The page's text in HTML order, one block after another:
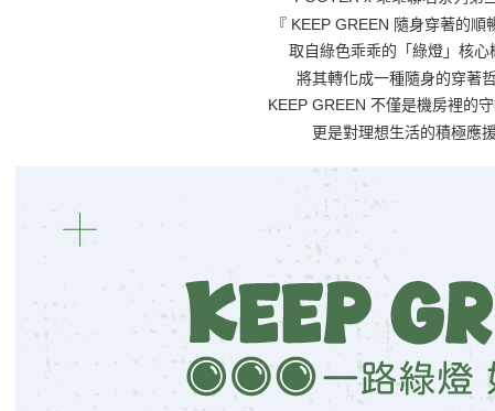
『 KEEP GREEN 隨身穿著的順
取自綠色乖乖的「綠燈」核心
將其轉化成一種隨身的穿著
KEEP GREEN 不僅是機房裡的守
更是對理想生活的積極應援